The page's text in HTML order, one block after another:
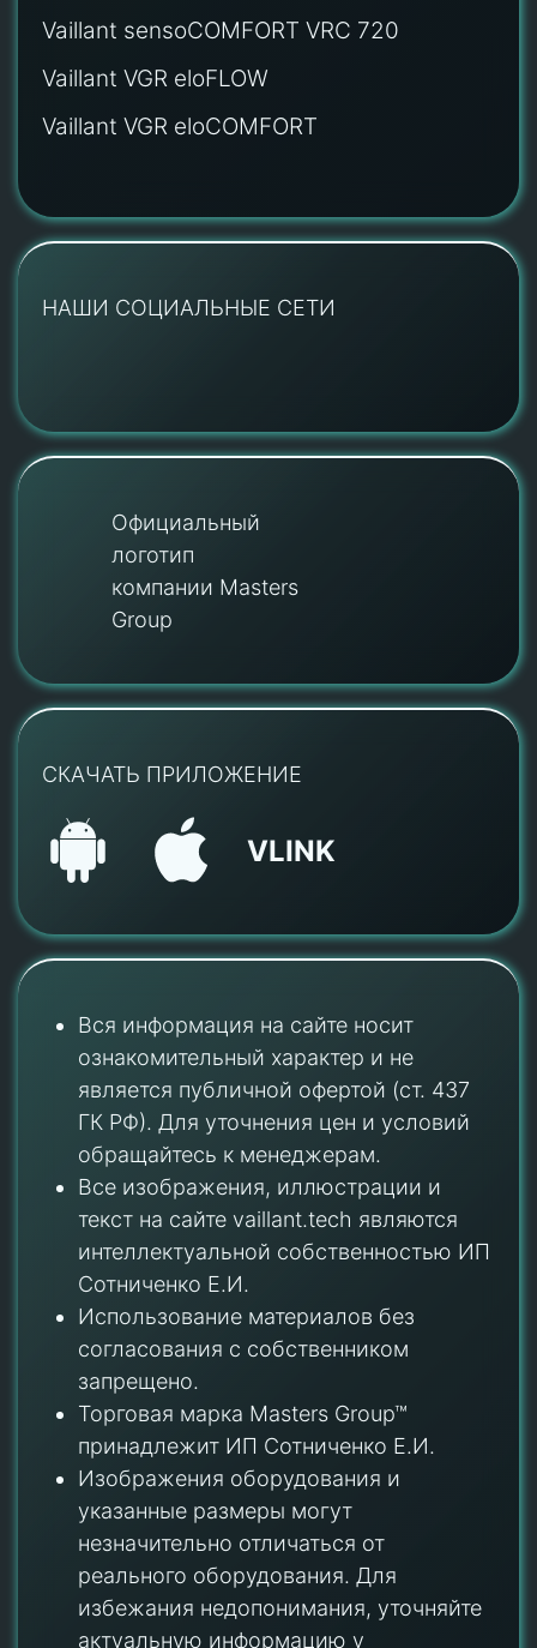
Vaillant sensoCOMFORT VRC 720
Vaillant VGR eloFLOW
Vaillant VGR eloCOMFORT
НАШИ СОЦИАЛЬНЫЕ СЕТИ
Официальный
логотип
компании Masters
Group
СКАЧАТЬ ПРИЛОЖЕНИЕ
VLINK
Вся информация на сайте носит
ознакомительный характер и не
является публичной офертой (ст. 437
ГК РФ). Для уточнения цен и условий
обращайтесь к менеджерам.
Все изображения, иллюстрации и
текст на сайте vaillant.tech являются
интеллектуальной собственностью ИП
Сотниченко Е.И.
Использование материалов без
согласования с собственником
запрещено.
Торговая марка Masters Group™
принадлежит ИП Сотниченко Е.И.
Изображения оборудования и
указанные размеры могут
незначительно отличаться от
реального оборудования. Для
избежания недопонимания, уточняйте
актуальную информацию у